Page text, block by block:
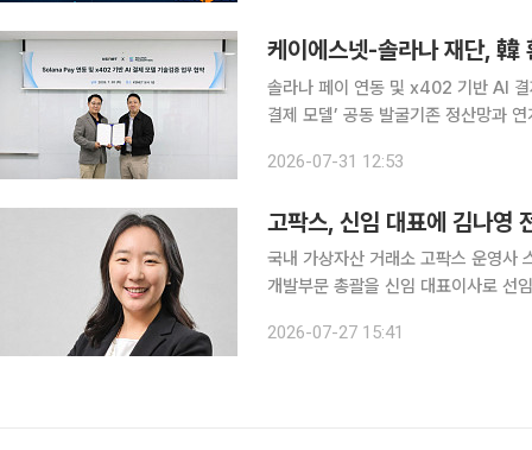
케이에스넷-솔라나 재단, 韓
솔라나 페이 연동 및 x402 기반 AI 결
결제 모델’ 공동 발굴기존 정산망과 연계,
라 구축 및 차세대 결제 기술 도입을
2026-07-31 12:53
고팍스, 신임 대표에 김나영
국내 가상자산 거래소 고팍스 운영사
개발부문 총괄을 신임 대표이사로 선임했다고 27일 밝혔다.
나설 방침이다. 가상자산사업자
2026-07-27 15:41